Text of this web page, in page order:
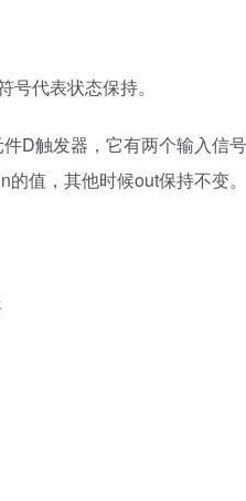
代表状态保持。
触发器，它有两个输入信
值，其他时候out保持不变